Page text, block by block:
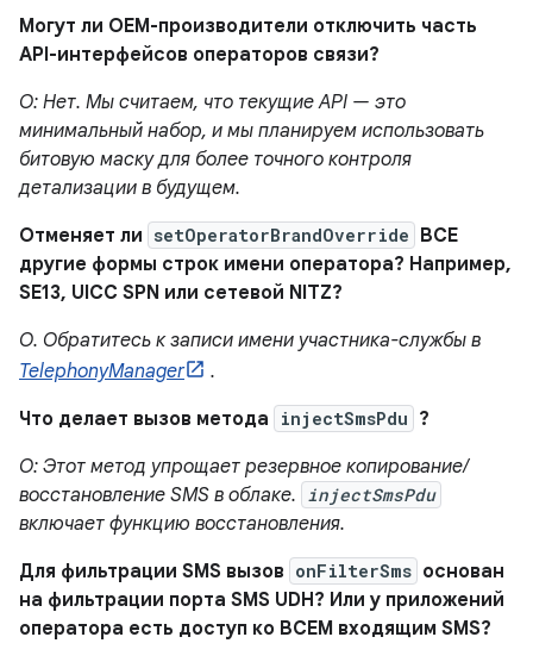
Могут ли OEM-производители отключить часть
API-интерфейсов операторов связи?
О: Нет. Мы считаем, что текущие API — это
минимальный набор, и мы планируем использовать
битовую маску для более точного контроля
детализации в будущем.
Отменяет ли setOperatorBrandOverride ВСЕ
другие формы строк имени оператора? Например,
SE13, UICC SPN или сетевой NITZ?
О. Обратитесь к записи имени участника-службы в
TelephonyManager
.
Что делает вызов метода
injectSmsPdu ?
О: Этот метод упрощает резервное копирование/
восстановление SMS в облаке. injectSmsPdu
включает функцию восстановления.
Для фильтрации SMS вызов onFilterSms основан
на фильтрации порта SMS UDH? Или у приложений
оператора есть доступ ко ВСЕМ входящим SMS?